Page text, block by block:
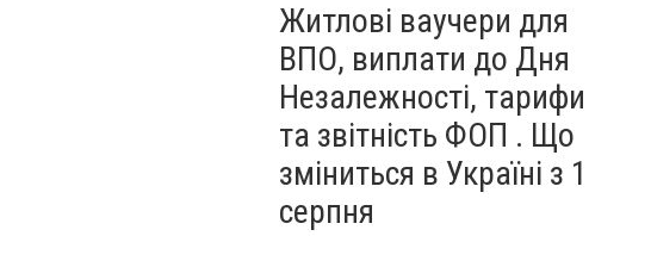
рф
Житлові ваучери для
ВПО, виплати до Дня
Незалежності, тарифи
та звітність ФОП . Що
зміниться в Україні з 1
серпня